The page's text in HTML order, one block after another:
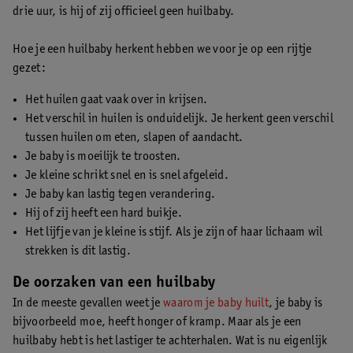
drie uur, is hij of zij officieel geen huilbaby.
Hoe je een huilbaby herkent hebben we voor je op een rijtje
gezet:
Het huilen gaat vaak over in krijsen.
Het verschil in huilen is onduidelijk. Je herkent geen verschil
tussen huilen om eten, slapen of aandacht.
Je baby is moeilijk te troosten.
Je kleine schrikt snel en is snel afgeleid.
Je baby kan lastig tegen verandering.
Hij of zij heeft een hard buikje.
Het lijfje van je kleine is stijf. Als je zijn of haar lichaam wil
strekken is dit lastig.
De oorzaken van een huilbaby
In de meeste gevallen weet jewaarom je baby huilt, je baby is
bijvoorbeeld moe, heeft honger of kramp. Maar als je een
huilbaby hebt is het lastiger te achterhalen. Wat is nu eigenlijk